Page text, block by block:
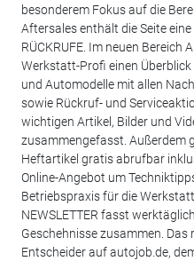
besonderem Fokus auf die
Aftersales enthält die Seite
RÜCKRUFE. Im neuen Bereich
Werkstatt-Profi einen
und Automodelle mit allen
sowie Rückruf- und
wichtigen Artikel, Bilder und
zusammengefasst. Außerdem
Heftartikel gratis abrufbar
Online-Angebot um
Betriebspraxis für die
NEWSLETTER fasst
Geschehnisse zusammen.
Entscheider auf autojob.de,